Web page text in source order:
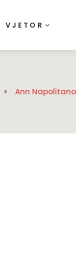
VJETOR
Ann Napolitano